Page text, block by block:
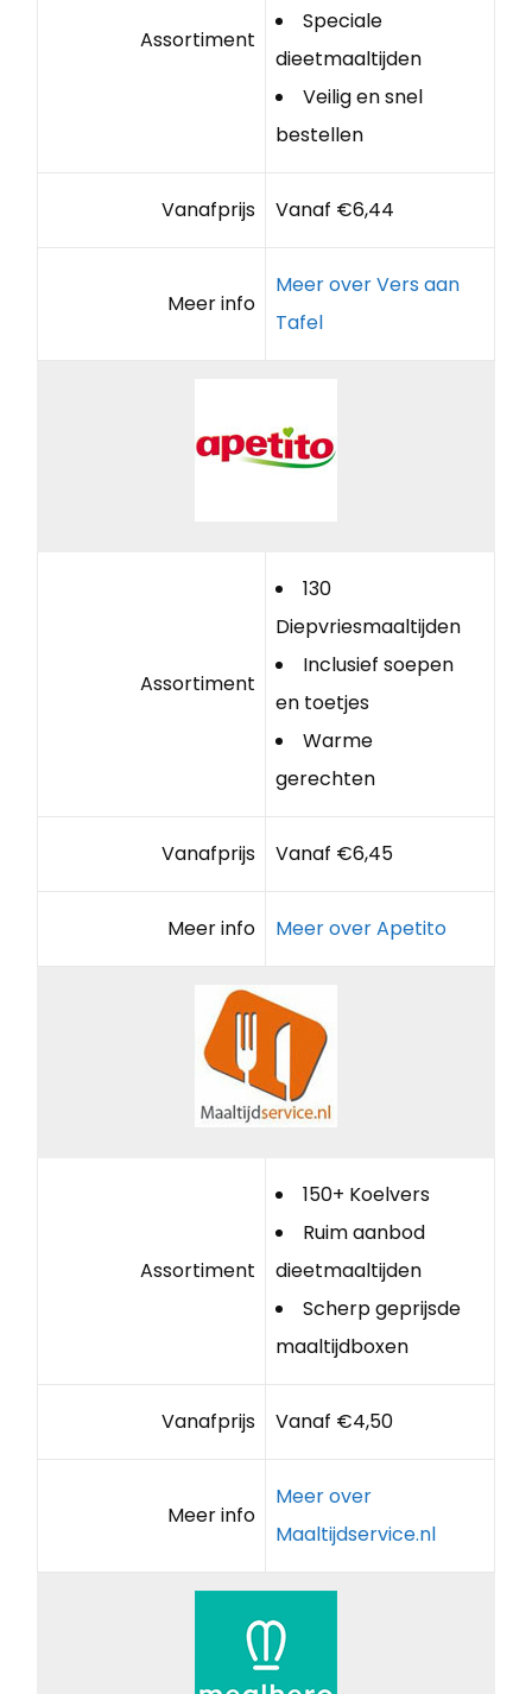
Assortiment
Speciale
dieetmaaltijden
Veilig en snel
bestellen
Vanafprijs Vanaf €6,44
Meer info
Meer over Vers aan
Tafel
Assortiment
130
Diepvriesmaaltijden
Inclusief soepen
en toetjes
Warme
gerechten
Vanafprijs Vanaf €6,45
Meer info Meer over Apetito
Assortiment
150+ Koelvers
Ruim aanbod
dieetmaaltijden
Scherp geprijsde
maaltijdboxen
Vanafprijs Vanaf €4,50
Meer info
Meer over
Maaltijdservice.nl